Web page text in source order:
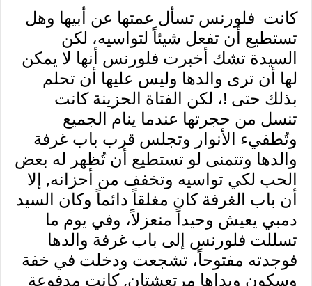
كانت فلورنس تسأل عمتها عن أبيها وهل
تستطيع أن تفعل شيئاً لتواسيه، لكن
السيدة تشك أخبرت فلورنس أنها لا يمكن
لها أن ترى والدها وليس عليها أن تحلم
بذلك حتى !، لكن الفتاة الحزينة كانت
تنسل من حجرتها عندما ينام الجميع
وتُطفيء الأنوار وتجلس قرب باب غرفة
والدها وتتمنى لو تستطيع أن تُظهر له بعض
الحب لكي تواسيه وتخفف من أحزانه, إلا
أن باب الغرفة كان مغلقاً دائماً وكان السيد
دمبي يعيش وحيداً منعزلاً، وفي يوم ما
تسللت فلورنس إلى باب غرفة والدها
فوجدته مفتوحاً، تشجعت ودخلت في خفة
وسكون ويداها مرتعشتان, كانت مدفوعة